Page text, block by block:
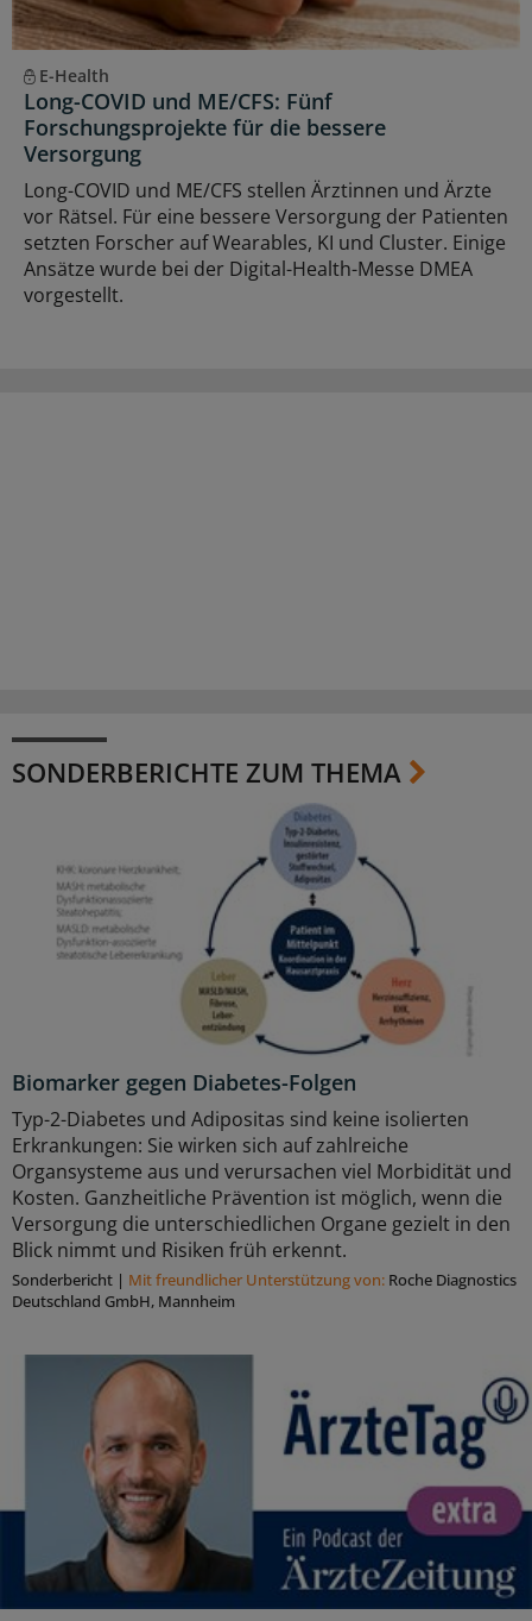
E-Health
Long-COVID und ME/CFS: Fünf
Forschungsprojekte für die bessere
Versorgung
Long-COVID und ME/CFS stellen Ärztinnen und Ärzte
vor Rätsel. Für eine bessere Versorgung der Patienten
setzten Forscher auf Wearables, KI und Cluster. Einige
Ansätze wurde bei der Digital-Health-Messe DMEA
vorgestellt.
SONDERBERICHTE ZUM THEMA
Biomarker gegen Diabetes-Folgen
Typ-2-Diabetes und Adipositas sind keine isolierten
Erkrankungen: Sie wirken sich auf zahlreiche
Organsysteme aus und verursachen viel Morbidität und
Kosten. Ganzheitliche Prävention ist möglich, wenn die
Versorgung die unterschiedlichen Organe gezielt in den
Blick nimmt und Risiken früh erkennt.
Sonderbericht | Mit freundlicher Unterstützung von: Roche Diagnostics
Deutschland GmbH, Mannheim